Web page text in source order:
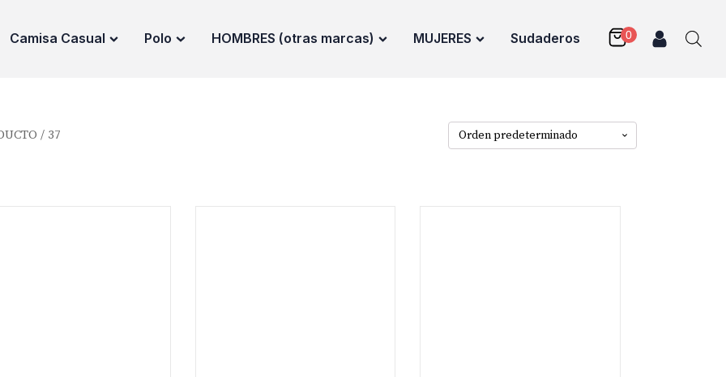
Camisa Casual Polo HOMBRES (otras marcas) MUJERES Sudaderos
/ 37